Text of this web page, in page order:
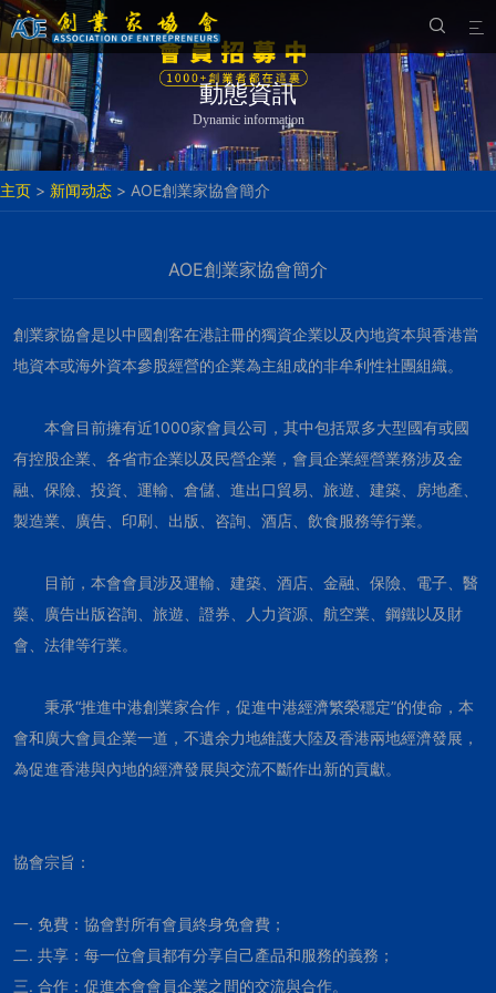


動態資訊
Dynamic information
主页 > 新闻动态 > AOE創業家協會簡介
AOE創業家協會簡介
創業家協會是以中國創客在港註冊的獨資企業以及內地資本與香港當
地資本或海外資本參股經營的企業為主組成的非牟利性社團組織。
本會目前擁有近1000家會員公司，其中包括眾多大型國有或國
有控股企業、各省市企業以及民營企業，會員企業經營業務涉及金
融、保險、投資、運輸、倉儲、進出口貿易、旅遊、建築、房地產、
製造業、廣告、印刷、出版、咨詢、酒店、飲食服務等行業。
目前，本會會員涉及運輸、建築、酒店、金融、保險、電子、醫
藥、廣告出版咨詢、旅遊、證券、人力資源、航空業、鋼鐵以及財
會、法律等行業。
秉承“推進中港創業家合作，促進中港經濟繁榮穩定”的使命，本
會和廣大會員企業一道，不遺余力地維護大陸及香港兩地經濟發展，
為促進香港與內地的經濟發展與交流不斷作出新的貢獻。
協會宗旨：
一. 免費：協會對所有會員終身免會費；
二. 共享：每一位會員都有分享自己產品和服務的義務；
三. 合作：促進本會會員企業之間的交流與合作。